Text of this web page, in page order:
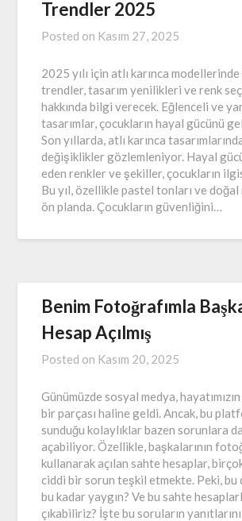
Trendler 2025
Posted on Kasım 27, 2025
2025 yılı için atlı karınca modellerinde
trendler, tasarım yenilikleri ve renk
hakkında bilgi verecek. Eğlenceli ve
tasarımlar, çocukların hayal gücünü
Son yıllarda, atlı karınca
değişiklikler gözlemleniyor. Hayal
eden renkler ve şekiller, çocukların
Bu yıl, özellikle pastel tonları ve
ön planda. Çocukların güvenliğini…
Benim Fotoğrafımla
Hesap Açılmış
Posted on Kasım 20, 2025
Günümüzde sosyal medya,
bir parçası haline geldi. Ancak, bu
sunduğu kolaylıklar bazen sorunlara
açabiliyor. Özellikle, başkalarının
kullanarak açılan sahte hesaplar,
ciddi bir sorun teşkil etmekte. Peki, bu
bu kadar yaygın? Ve bu sahte
çıkabiliriz? İşte bu soruların